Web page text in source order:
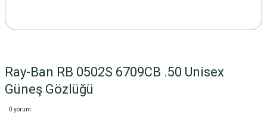
Ray-Ban RB 0502S 6709CB .50 Unisex
Güneş Gözlüğü
0 yorum